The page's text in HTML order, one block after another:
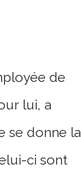
de
lui, a
se donne la
ci sont